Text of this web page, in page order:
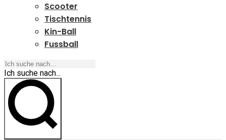
Scooter
Tischtennis
Kin-Ball
Fussball
Ich suche nach...